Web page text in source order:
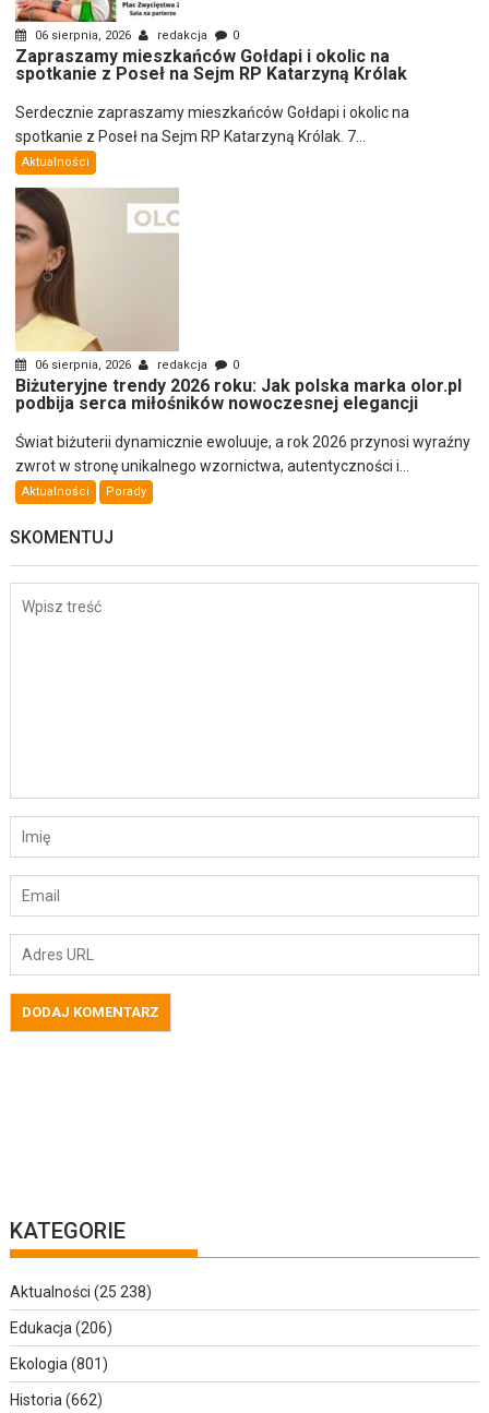
06 sierpnia, 2026 redakcja 0
Zapraszamy mieszkańców Gołdapi i okolic na
spotkanie z Poseł na Sejm RP Katarzyną Królak
Serdecznie zapraszamy mieszkańców Gołdapi i okolic na
spotkanie z Poseł na Sejm RP Katarzyną Królak. 7...
Aktualności
06 sierpnia, 2026 redakcja 0
Biżuteryjne trendy 2026 roku: Jak polska marka olor.pl
podbija serca miłośników nowoczesnej elegancji
Świat biżuterii dynamicznie ewoluuje, a rok 2026 przynosi wyraźny
zwrot w stronę unikalnego wzornictwa, autentyczności i...
Aktualności Porady
SKOMENTUJ
KATEGORIE
Aktualności (25 238)
Edukacja(206)
Ekologia(801)
Historia(662)